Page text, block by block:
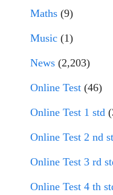
Maths (9)
Music (1)
News (2,203)
Online Test (46)
Online Test 1 std
Online Test 2 nd
Online Test 3 rd
Online Test 4 th